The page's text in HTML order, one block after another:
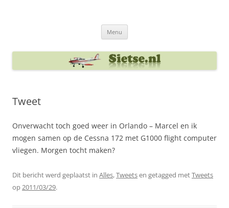
Menu
Tweet
Onverwacht toch goed weer in Orlando – Marcel en ik
mogen samen op de Cessna 172 met G1000 flight computer
vliegen. Morgen tocht maken?
Dit bericht werd geplaatst in Alles,Tweetsen getagged metTweets
op2011/03/29.